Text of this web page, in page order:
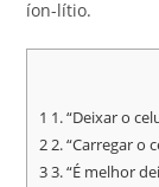
íon-lítio.
1 1. “Deixar o
22. “Carregar o
33. “É melhor